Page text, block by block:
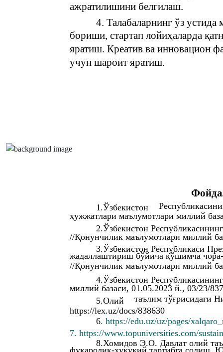
ажратилишини белгилаш.
4. Талабаларнинг ўз
бориши, стартап лойиҳаларда
яратиш. Креатив ва инновацион
учун шароит яратиш.
1.Ўзбекистон
ҳужжатлари маълумотлари миллий
2.Ўзбекистон
//Қонунчилик маълумотлари миллий
3.Ўзбекистон Республикаси
жадаллаштириш бўйича қўшимча
//Қонунчилик маълумотлари миллий
4.Ўзбекистон
миллий базаси, 01.05.2023 й., 03/23/
5.Олий
таълим тўғрисидаги
https://lex.uz/docs/838630
6. https://edu.uz/uz/pages/
7. https://www.topuniversities.com/
8.Хомидов Э.О. Давлат олий